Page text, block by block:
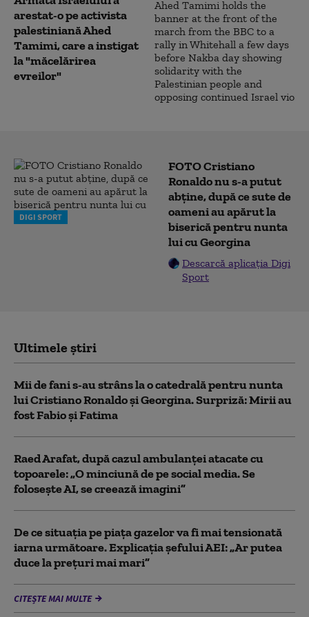
arestat-o pe activista
palestiniană Ahed
Tamimi, care a instigat
la "măcelărirea
evreilor"
DIGI SPORT
FOTO Cristiano
Ronaldo nu s-a putut
abține, după ce sute de
oameni au apărut la
biserică pentru nunta
lui cu Georgina
Descarcă aplicația Digi
Sport
Ultimele știri
Mii de fani s-au strâns la o catedrală pentru nunta
lui Cristiano Ronaldo şi Georgina. Surpriză: Mirii au
fost Fabio şi Fatima
Raed Arafat, după cazul ambulanței atacate cu
topoarele: „O minciună de pe social media. Se
folosește AI, se creează imagini”
De ce situaţia pe piaţa gazelor va fi mai tensionată
iarna următoare. Explicația șefului AEI: „Ar putea
duce la preţuri mai mari”
CITEȘTE MAI MULTE